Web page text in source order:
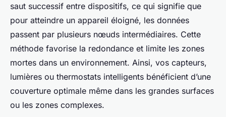
saut successif entre dispositifs, ce qui signifie que
pour atteindre un appareil éloigné, les données
passent par plusieurs nœuds intermédiaires. Cette
méthode favorise la redondance et limite les zones
mortes dans un environnement. Ainsi, vos capteurs,
lumières ou thermostats intelligents bénéficient d’une
couverture optimale même dans les grandes surfaces
ou les zones complexes.